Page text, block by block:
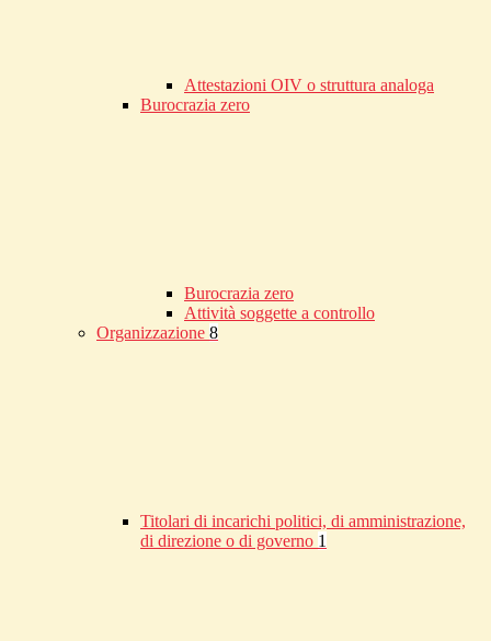
Attestazioni OIV o struttura analoga
Burocrazia zero
Burocrazia zero
Attività soggette a controllo
Organizzazione 8
Titolari di incarichi politici, di amministrazione,
di direzione o di governo 1